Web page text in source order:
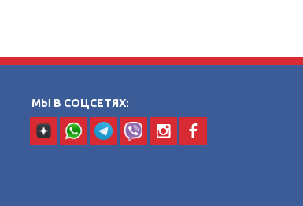
МЫ В СОЦСЕТЯХ: